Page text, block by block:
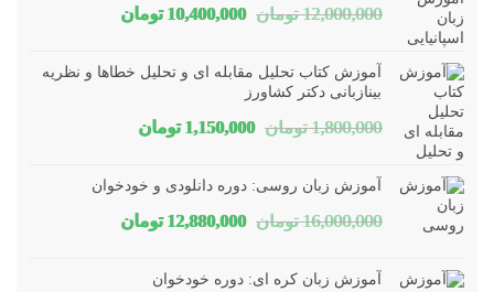
12,000,000 تومان قیمت
بود.
10,400,000 تومانقیمت
آموزش کتاب تحلیل مقابله ای و تحلیل خطاها و نظریه
بینازبانی دکتر کشاورز
1,800,000 تومان قیمت
1,150,000 تومانقیمت
آموزش زبان روسی: دوره دانلودی و خودخوان
16,000,000 تومان قیمت
12,880,000 تومانقیمت
آموزش زبان کره ای: دوره خودخوان